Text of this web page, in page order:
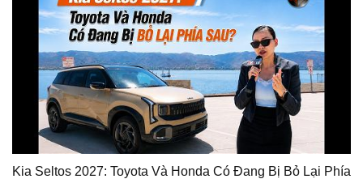
Kia Seltos 2027: Toyota Và Honda Có Đang Bị Bỏ Lại Phía